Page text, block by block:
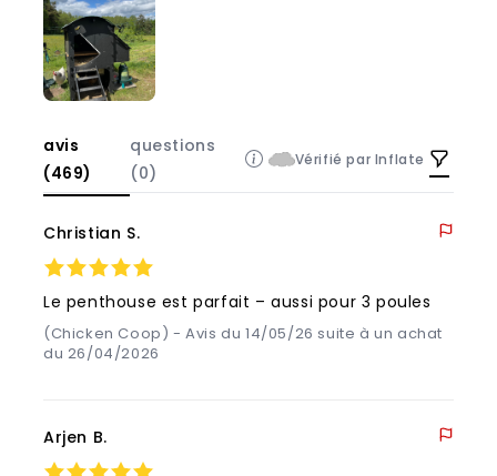
avis
(469)
questions
(0)
Vérifié par Inflate
Christian S.
Le penthouse est parfait – aussi pour 3 poules
(Chicken Coop) - Avis du 14/05/26 suite à un achat
du 26/04/2026
Arjen B.